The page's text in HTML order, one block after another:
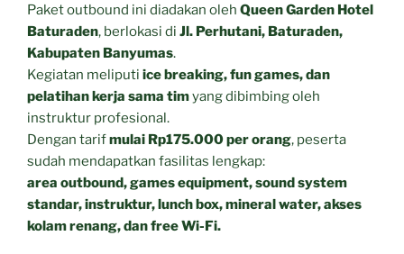
Paket outbound ini diadakan oleh Queen Garden Hotel
Baturaden, berlokasi di Jl. Perhutani, Baturaden,
Kabupaten Banyumas.
Kegiatan meliputi ice breaking, fun games, dan
pelatihan kerja sama timyang dibimbing oleh
instruktur profesional.
Dengan tarifmulai Rp175.000 per orang, peserta
sudah mendapatkan fasilitas lengkap:
area outbound, games equipment, sound system
standar, instruktur, lunch box, mineral water, akses
kolam renang, dan free Wi-Fi.